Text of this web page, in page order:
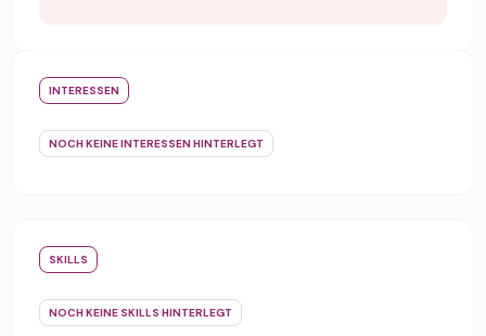
INTERESSEN
NOCH KEINE INTERESSEN HINTERLEGT
SKILLS
NOCH KEINE SKILLS HINTERLEGT